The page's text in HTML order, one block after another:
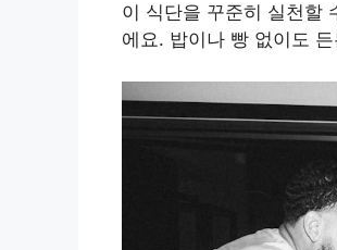
이 식단을 꾸준히 실천할
에요. 밥이나 빵 없이도